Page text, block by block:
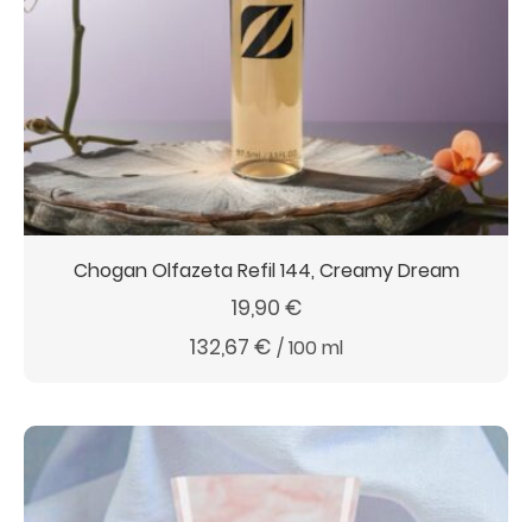
Chogan Olfazeta Refil 144, Creamy Dream
19,90 €
132,67 € /100 ml